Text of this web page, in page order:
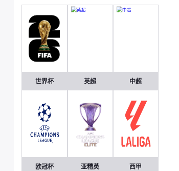
世界杯 英超 中超
欧冠杯 亚精英 西甲